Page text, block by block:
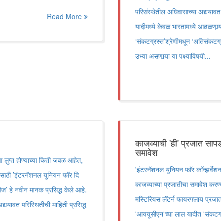
Read More
परिसंस्थेतील अधिवासाच्या
यादीमध्ये केवळ भारतामध्ये
‘संकटग्रस्त’श्रेणीमधून
उभ्या असणार्‍या या पक्ष्याविषयी...
लुप्त होण्याच्या किती जवळ आहेत,
’इंटरनॅशनल युनियन फॉर दि
हे नवीन मानक प्रसिद्ध केले आहे.
परिस्थितीची माहिती प्रसिद्ध
काजव्याची 'ही' प्रजात
समावेश
'इंटरनॅशनल युनियन फाॅर
काजव्याच्या प्रजातीचा समावेश
मस्टिरियस लॅंटर्न फायरफ्लाय
'आययूसीएन'च्या लाल यादीत